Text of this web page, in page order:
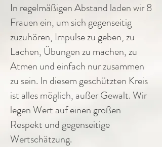
In regelmäßigen Abstand laden wir 8
Frauen ein, um sich gegenseitig
zuzuhören, Impulse zu geben, zu
Lachen, Übungen zu machen, zu
Atmen und einfach nur zusammen
zu sein. In diesem geschützten Kreis
ist alles möglich, außer Gewalt. Wir
legen Wert auf einen großen
Respekt und gegenseitige
Wertschätzung.